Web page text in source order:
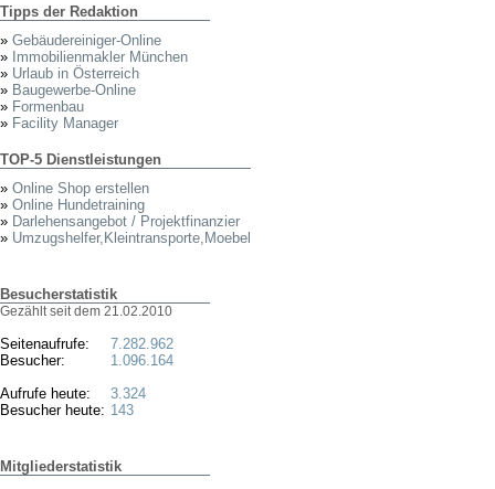
Tipps der Redaktion
» Gebäudereiniger-Online
» Immobilienmakler München
» Urlaub in Österreich
» Baugewerbe-Online
» Formenbau
» Facility Manager
TOP-5 Dienstleistungen
» Online Shop erstellen
» Online Hundetraining
» Darlehensangebot / Projektfinanzier
» Umzugshelfer,Kleintransporte,Moebel
Besucherstatistik
Gezählt seit dem 21.02.2010
Seitenaufrufe:
Besucher:
Aufrufe heute:
Besucher heute:
7.282.962
1.096.164
3.324
143
Mitgliederstatistik